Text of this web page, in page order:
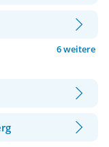
6 weitere